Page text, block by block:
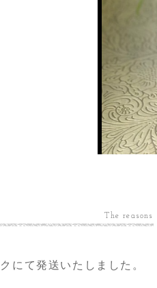
The reasons
にて発送いたしました。